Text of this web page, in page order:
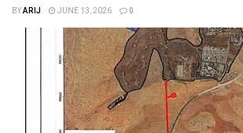
BYARIJ JUNE 13, 2026 0